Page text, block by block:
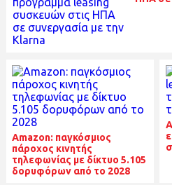
Amazon: παγκόσμιος
πάροχος κινητής
τηλεφωνίας με δίκτυο 5.105
δορυφόρων από το 2028